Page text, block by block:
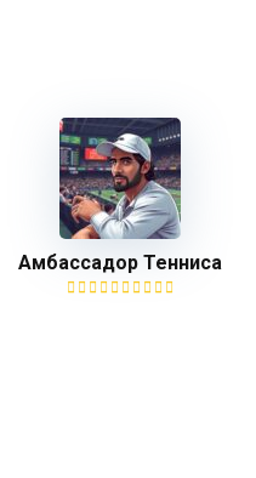
Амбассадор Тенниса